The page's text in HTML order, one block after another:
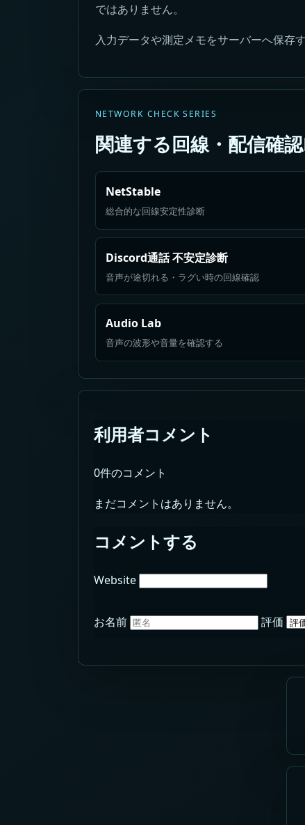
ではありません。
入力データや測定メモをサーバーへ保存
NETWORK CHECK SERIES
関連する回線・配信確
NetStable
総合的な回線安定性診断
Discord通話 不安定診断
音声が途切れる・ラグい時の回線確認
Audio Lab
音声の波形や音量を確認する
利用者コメント
0件のコメント
まだコメントはありません。
コメントする
Website
お名前 評価